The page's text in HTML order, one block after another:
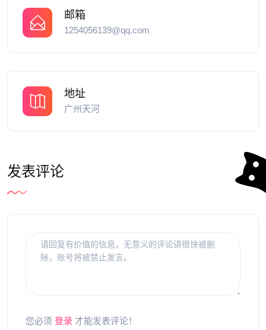
邮箱
1254056139@qq.com
地址
广州天河
发表评论
您必须 登录 才能发表评论！